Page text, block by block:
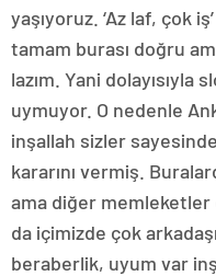
yaşıyoruz. ‘Az laf, çok
tamam burası doğru
lazım. Yani dolayısıyla
uymuyor. O nedenle
inşallah sizler
kararını vermiş.
ama diğer memleketler
da içimizde çok
beraberlik, uyum var